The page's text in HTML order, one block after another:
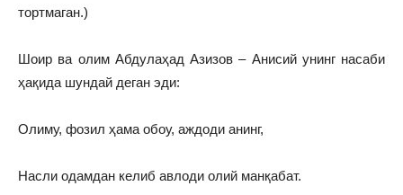
тортмаган.)
Шоир ва олим Абдулаҳад Азизов – Анисий унинг насаби
ҳақида шундай деган эди:
Олиму, фозил ҳама обоу, аждоди анинг,
Насли одамдан келиб авлоди олий манқабат.